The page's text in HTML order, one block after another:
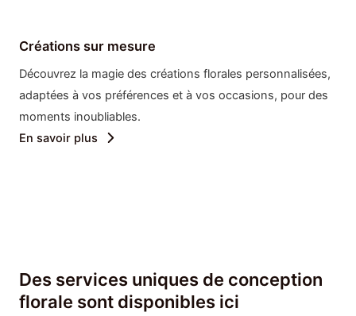
Créations sur mesure
Découvrez la magie des créations florales personnalisées,
adaptées à vos préférences et à vos occasions, pour des
moments inoubliables.
En savoir plus
Des services uniques de conception
florale sont disponibles ici